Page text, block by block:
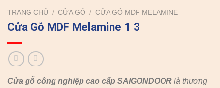
TRANG CHỦ / CỬA GỖ / CỬA GỖ MDF MELAMINE
Cửa Gỗ MDF Melamine 1 3
Cửa gỗ công nghiệp cao cấp SAIGONDOOR là thương